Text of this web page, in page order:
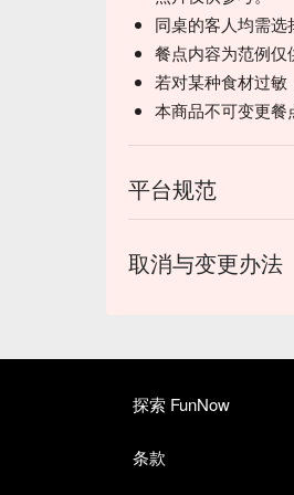
同桌的客人均需选
餐点内容为范例仅
若对某种食材过敏
本商品不可变更餐
平台规范
取消与变更办法
探索 FunNow
条款